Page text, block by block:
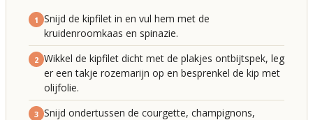
1 Snijd de kipfilet in en vul hem met de
kruidenroomkaas en spinazie.
2 Wikkel de kipfilet dicht met de plakjes ontbijtspek, leg
er een takje rozemarijn op en besprenkel de kip met
olijfolie.
3 Snijd ondertussen de courgette, champignons,